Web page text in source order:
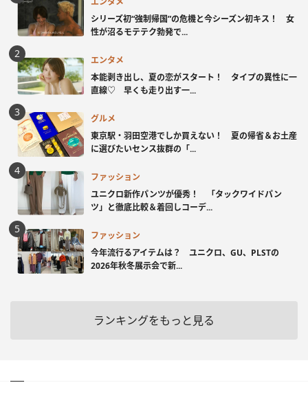
シリーズ初“強制帰国”の危機と今シーズン初キス！ 女
性が沼るモテテク勃発で...
エンタメ
本能剥き出し、夏の恋がスタート！ タイプの異性に一
直線♡ 早くも走り出す一...
グルメ
東京駅・羽田空港でしか買えない！ 夏の帰省＆お土産
に選びたいセンス抜群の「...
ファッション
ユニクロ新作パンツが優秀！ 「タックワイドパン
ツ」と徹底比較＆着回しコーデ...
ファッション
今年流行るアイテムは？ ユニクロ、GU、PLSTの
2026年秋冬展示会で新...
ランキングをもっと見る